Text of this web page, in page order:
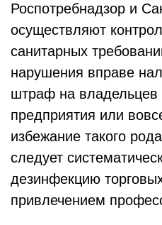
Роспотребнадзор и
осуществляют
санитарных
нарушения вправе
штраф на владельцев
предприятия или
избежание такого
следует
дезинфекцию
привлечением